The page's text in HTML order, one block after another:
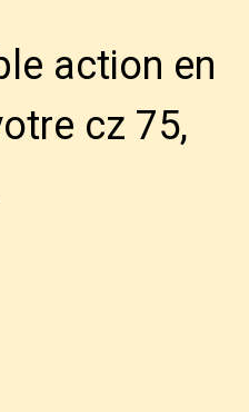
action en
cz 75,